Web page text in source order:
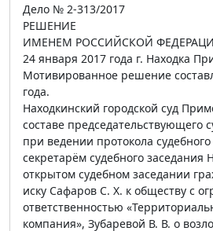
Дело № 2-313/2017
РЕШЕНИЕ
ИМЕНЕМ РОССИЙСКОЙ
24 января 2017 года г. Находка
Мотивированное решение
года.
Находкинский городской суд
составе председательствующего
при ведении протокола
секретарём судебного заседания
открытом судебном заседании
иску Сафаров С. Х. к обществу с
ответственностью
компания», Зубаревой В. В. о